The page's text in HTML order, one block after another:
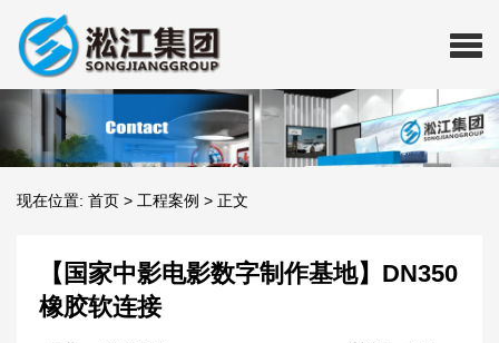
现在位置: 首页 > 工程案例 > 正文
【国家中影电影数字制作基地】DN350
橡胶软连接